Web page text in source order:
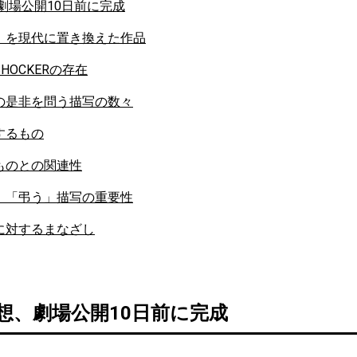
場公開10日前に完成
を現代に置き換えた作品
の存在
非を問う描写の数々
るもの
のとの関連性
「弔う」描写の重要性
対するまなざし
、劇場公開10日前に完成